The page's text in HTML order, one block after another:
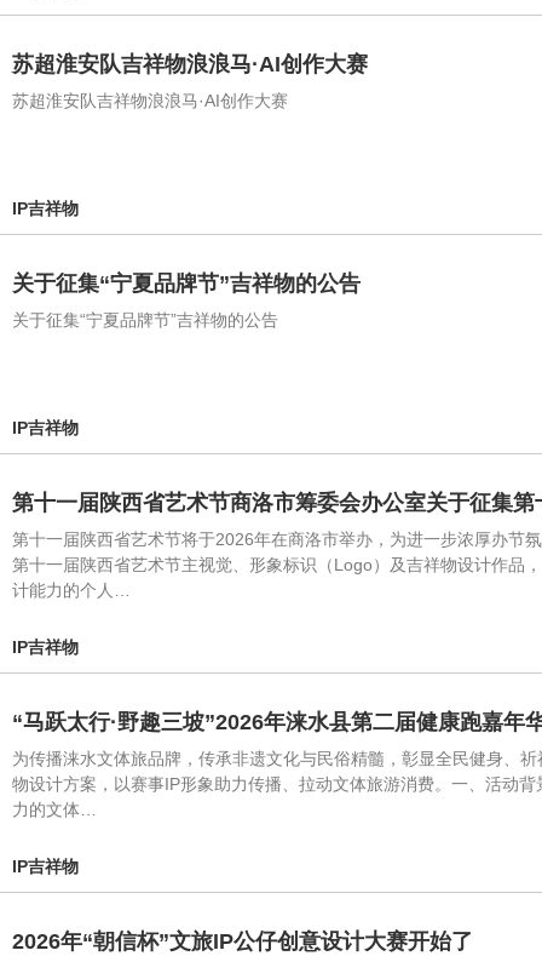
苏超淮安队吉祥物浪浪马·AI创作大赛
苏超淮安队吉祥物浪浪马·AI创作大赛
IP吉祥物
关于征集“宁夏品牌节”吉祥物的公告
关于征集“宁夏品牌节”吉祥物的公告
IP吉祥物
第十一届陕西省艺术节商洛市筹委会办公室关于征集
第十一届陕西省艺术节将于2026年在商洛市举办，为进一步浓厚办节
第十一届陕西省艺术节主视觉、形象标识（Logo）及吉祥物设计作品
计能力的个人…
IP吉祥物
“马跃太行·野趣三坡”2026年涞水县第二届健康跑嘉年
为传播涞水文体旅品牌，传承非遗文化与民俗精髓，彰显全民健身、
物设计方案，以赛事IP形象助力传播、拉动文体旅游消费。一、活动
力的文体…
IP吉祥物
2026年“朝信杯”文旅IP公仔创意设计大赛开始了